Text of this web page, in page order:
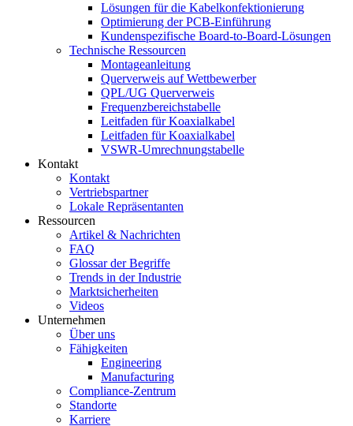
Lösungen für die Kabelkonfektionierung
Optimierung der PCB-Einführung
Kundenspezifische Board-to-Board-Lösungen
Technische Ressourcen
Montageanleitung
Querverweis auf Wettbewerber
QPL/UG Querverweis
Frequenzbereichstabelle
Leitfaden für Koaxialkabel
Leitfaden für Koaxialkabel
VSWR-Umrechnungstabelle
Kontakt
Kontakt
Vertriebspartner
Lokale Repräsentanten
Ressourcen
Artikel & Nachrichten
FAQ
Glossar der Begriffe
Trends in der Industrie
Marktsicherheiten
Videos
Unternehmen
Über uns
Fähigkeiten
Engineering
Manufacturing
Compliance-Zentrum
Standorte
Karriere